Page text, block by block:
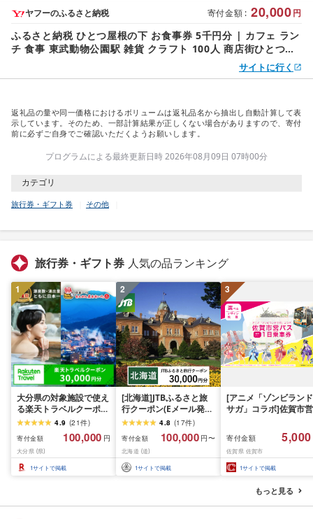
寄付金額 : 20,000円
ヤフーのふるさと納税
ふるさと納税 ひとつ屋根の下 お食事券 5千円分 | カフェ ラン
チ 食事 東武動物公園駅 雑貨 クラフト 100人 商店街ひとつ屋
サイトに行く
返礼品の量や同一価格におけるボリュームは返礼品名から抽出し自動計算して表
示しています。そのため、一部計算結果が正しくない場合がありますので、寄付
前に必ずご自身でご確認いただくようお願いします。
プログラムによる最終更新日時 2026年08月09日 07時00分
カテゴリ
旅行券・ギフト券 その他
旅行券・ギフト券 人気の品ランキング
1
大分県の対象施設で使え
る楽天トラベルクーポン
寄附額100,000円 宿泊券
トラベル トラベルクー
ポン 楽天トラベル 温泉
宿泊 九州 旅行券 チケッ
ト ホテル[optc003]
4.9 (21件)
寄付金額 100,000 円
大分県 (県)
1サイトで掲載
2
[北海道]JTBふるさと旅
行クーポン(Eメール発
行)30,000円分 旅行 トラ
ベル 宿泊 人気 おすすめ
JTBW030T
4.8 (17件)
寄付金額 100,000 円〜
北海道 (道)
1サイトで掲載
3
[アニメ「ゾンビランド
サガ」コラボ]佐賀市営
寄付金額 5,000
佐賀県 佐賀市
1サイトで掲載
もっと見る